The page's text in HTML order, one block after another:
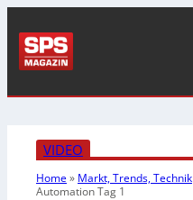
VIDEO
Home» Markt, Trends, Technik
Automation Tag 1